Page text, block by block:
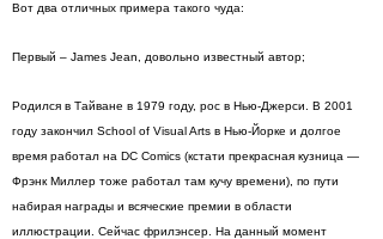
Вот два отличных примера такого чуда:
Первый – James Jean, довольно известный автор;
Родился в Тайване в 1979 году, рос в Нью-Джерси. В 2001
году закончил School of Visual Arts в Нью-Йорке и долгое
время работал на DC Comics (кстати прекрасная кузница —
Фрэнк Миллер тоже работал там кучу времени), по пути
набирая награды и всяческие премии в области
иллюстрации. Сейчас фрилэнсер. На данный момент